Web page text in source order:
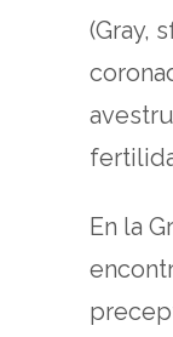
(Gray,
En la